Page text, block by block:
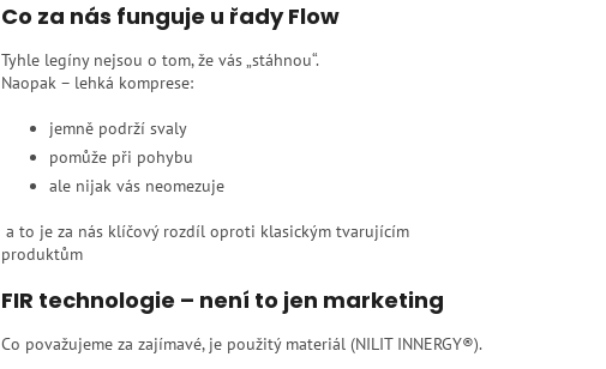
Co za nás funguje u řady Flow
Tyhle legíny nejsou o tom, že vás „stáhnou“.
Naopak – lehká komprese:
jemně podrží svaly
pomůže při pohybu
ale nijak vás neomezuje
a to je za nás klíčový rozdíl oproti klasickým tvarujícím
produktům
FIR technologie – není to jen marketing
Co považujeme za zajímavé, je použitý materiál (NILIT INNERGY®).